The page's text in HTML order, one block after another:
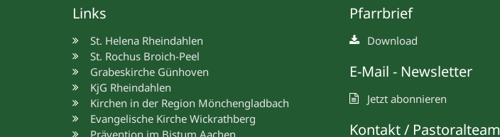
Links
St. Helena Rheindahlen
St. Rochus Broich-Peel
Grabeskirche Günhoven
KjG Rheindahlen
Kirchen in der Region Mönchengladbach
Evangelische Kirche Wickrathberg
Pfarrbrief
Download
E-Mail - Newsletter
Jetzt abonnieren
Kontakt / Pastoralteam